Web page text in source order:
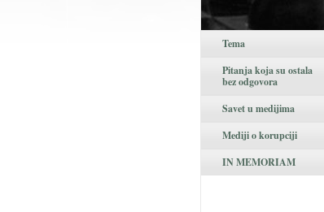
Tema
Pitanja koja su ostala
bez odgovora
Savet u medijima
Mediji o korupciji
IN MEMORIAM